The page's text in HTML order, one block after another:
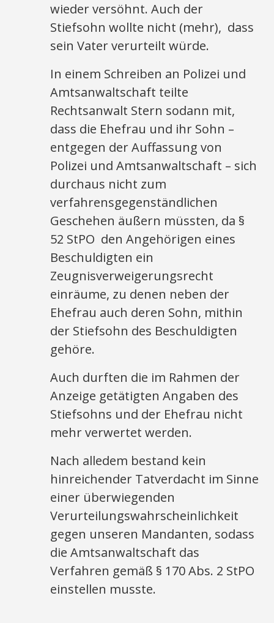
wieder versöhnt. Auch der
Stiefsohn wollte nicht (mehr), dass
sein Vater verurteilt würde.
In einem Schreiben an Polizei und
Amtsanwaltschaft teilte
Rechtsanwalt Stern sodann mit,
dass die Ehefrau und ihr Sohn –
entgegen der Auffassung von
Polizei und Amtsanwaltschaft – sich
durchaus nicht zum
verfahrensgegenständlichen
Geschehen äußern müssten, da §
52 StPO den Angehörigen eines
Beschuldigten ein
Zeugnisverweigerungsrecht
einräume, zu denen neben der
Ehefrau auch deren Sohn, mithin
der Stiefsohn des Beschuldigten
gehöre.
Auch durften die im Rahmen der
Anzeige getätigten Angaben des
Stiefsohns und der Ehefrau nicht
mehr verwertet werden.
Nach alledem bestand kein
hinreichender Tatverdacht im Sinne
einer überwiegenden
Verurteilungswahrscheinlichkeit
gegen unseren Mandanten, sodass
die Amtsanwaltschaft das
Verfahren gemäß § 170 Abs. 2 StPO
einstellen musste.